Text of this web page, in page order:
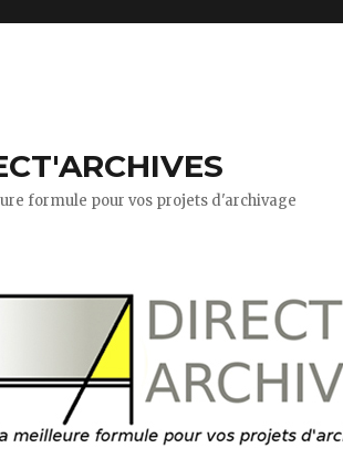
formule pour vos projets d'archivage